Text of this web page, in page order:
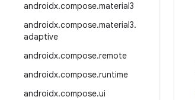
androidx.compose.material3
androidx.compose.material3.
adaptive
androidx.compose.remote
androidx.compose.runtime
androidx.compose.ui